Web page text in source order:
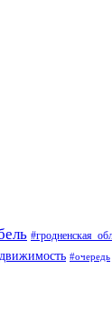
#очередь